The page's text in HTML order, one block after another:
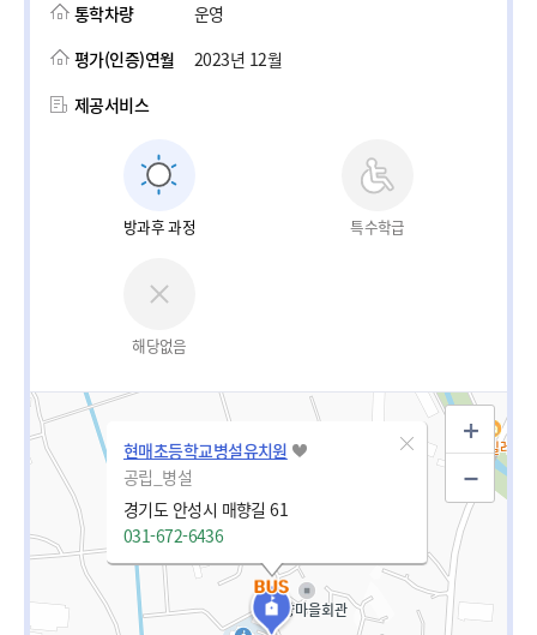
통학차량
운영
평가(인증)연월
2023년 12월
제공서비스
방과후 과정 특수학급
해당없음
현매초등학교병설유치원
공립_병설
경기도 안성시 매향길 61
031-672-6436